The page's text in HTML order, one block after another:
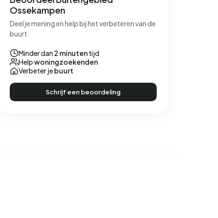
Ossekampen
Deel je mening en help bij het verbeteren van de
buurt.
Minder dan 2 minutentijd
Helpwoningzoekenden
Verbeter jebuurt
Schrijf een beoordeling